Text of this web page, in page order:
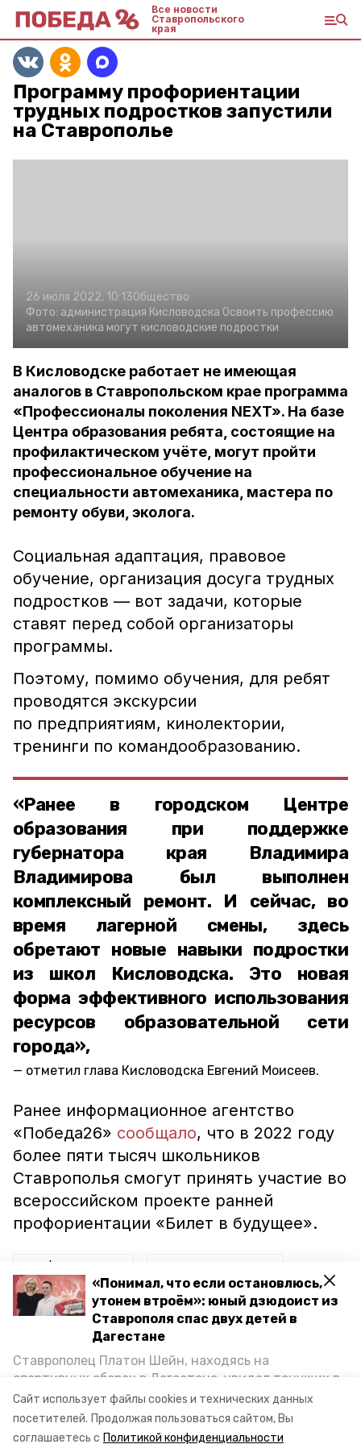
Сайт использует файлы cookies и технических данных
посетителей. Продолжая пользоваться сайтом, Вы
соглашаетесь с Политикой конфиденциальности
«Понимал, что если остановлюсь,
утонем втроём»: юный дзюдоист из
Ставрополя спас двух детей в
Дагестане
Ставрополец Платон Шейн, находясь на
спортивных сборах в Дегестане, увидел тонущих в
Каспийском море детей и бросился на помощь. По
возвращении домой, отважного мальчика
пригласили в министерство образования края и
Все новости
Ставропольского
края
Программу профориентации
трудных подростков запустили
на Ставрополье
26 июля 2022, 10:13Общество
Фото: администрация Кисловодска Освоить профессию
автомеханика могут кисловодские подростки
В Кисловодске работает не имеющая
аналогов в Ставропольском крае программа
«Профессионалы поколения NЕХT». На базе
Центра образования ребята, состоящие на
профилактическом учёте, могут пройти
профессиональное обучение на
специальности автомеханика, мастера по
ремонту обуви, эколога.
Социальная адаптация, правовое
обучение, организация досуга трудных
подростков — вот задачи, которые
ставят перед собой организаторы
программы.
Поэтому, помимо обучения, для ребят
проводятся экскурсии
по предприятиям, кинолектории,
тренинги по командообразованию.
«Ранее в городском Центре
образования при поддержке
губернатора края Владимира
Владимирова был выполнен
комплексный ремонт. И сейчас, во
время лагерной смены, здесь
обретают новые навыки подростки
из школ Кисловодска. Это новая
форма эффективного использования
ресурсов образовательной сети
города»,
отметил глава Кисловодска Евгений Моисеев.
Ранее информационное агентство
«Победа26» сообщало, что в 2022 году
более пяти тысяч школьников
Ставрополья смогут принять участие во
всероссийском проекте ранней
профориентации «Билет в будущее».
профориентация
центр образования
губернатор ставропольского края
ставропольский край кисловодск
евгений моисеев